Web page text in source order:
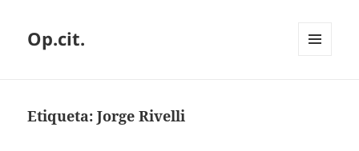
Op.cit.
Etiqueta:Jorge Rivelli